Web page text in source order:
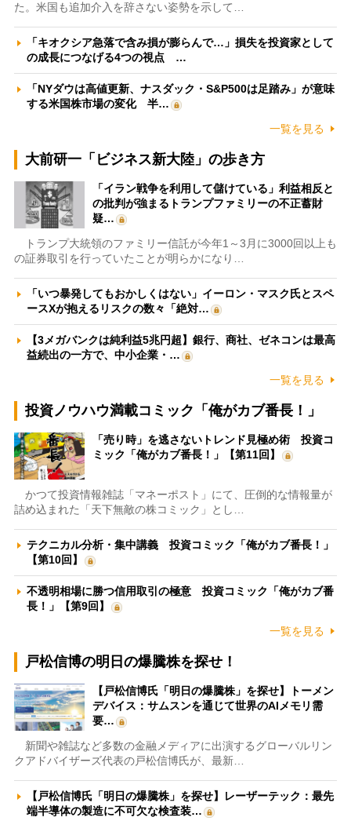
た。米国も追加介入を辞さない姿勢を示して…
「キオクシア急落で含み損が膨らんで…」損失を投資家として
の成長につなげる4つの視点 …
「NYダウは高値更新、ナスダック・S&P500は足踏み」が意味
する米国株市場の変化 半…
一覧を見る
大前研一「ビジネス新大陸」の歩き方
「イラン戦争を利用して儲けている」利益相反と
の批判が強まるトランプファミリーの不正蓄財
疑…
トランプ大統領のファミリー信託が今年1～3月に3000回以上も
の証券取引を行っていたことが明らかになり…
「いつ暴発してもおかしくはない」イーロン・マスク氏とスペ
ースXが抱えるリスクの数々「絶対…
【3メガバンクは純利益5兆円超】銀行、商社、ゼネコンは最高
益続出の一方で、中小企業・…
一覧を見る
投資ノウハウ満載コミック「俺がカブ番長！」
「売り時」を逃さないトレンド見極め術 投資コ
ミック「俺がカブ番長！」【第11回】
かつて投資情報雑誌「マネーポスト」にて、圧倒的な情報量が
詰め込まれた「天下無敵の株コミック」とし…
テクニカル分析・集中講義 投資コミック「俺がカブ番長！」
【第10回】
不透明相場に勝つ信用取引の極意 投資コミック「俺がカブ番
長！」【第9回】
一覧を見る
戸松信博の明日の爆騰株を探せ！
【戸松信博氏「明日の爆騰株」を探せ】トーメン
デバイス：サムスンを通じて世界のAIメモリ需
要…
新聞や雑誌など多数の金融メディアに出演するグローバルリン
クアドバイザーズ代表の戸松信博氏が、最新…
【戸松信博氏「明日の爆騰株」を探せ】レーザーテック：最先
端半導体の製造に不可欠な検査装…